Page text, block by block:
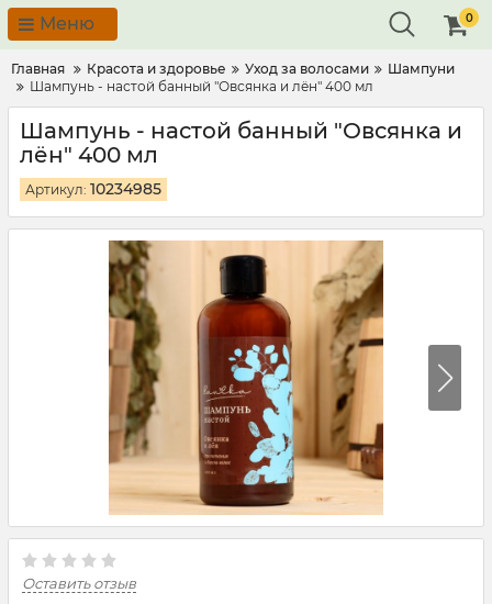
Меню 0
Главная Красота и здоровье Уход за волосами
Шампуни
Шампунь - настой банный "Овсянка и лён" 400 мл
Шампунь - настой банный "Овсянка и
лён" 400 мл
Артикул: 10234985
Оставить отзыв